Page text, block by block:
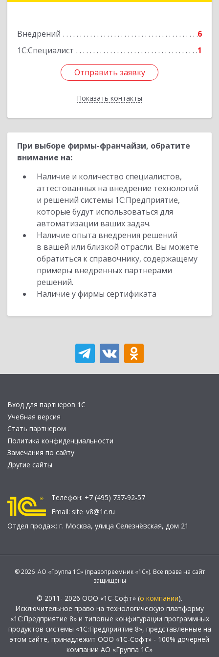
Внедрений
6
1С:Специалист
1
Отправить заявку
Показать контакты
Отправить заявку
Назад
При выборе фирмы-франчайзи, обратите
внимание на:
Наличие и количество специалистов,
аттестованных на внедрение технологий
и решений системы 1С:Предприятие,
которые будут использоваться для
автоматизации ваших задач.
Наличие опыта внедрения решений
в вашей или близкой отрасли. Вы можете
обратиться к справочнику, содержащему
примеры внедренных партнерами
решений.
Наличие у фирмы сертификата
Вход для партнеров 1С
Учебная версия
Стать партнером
Политика конфиденциальности
Замечания по сайту
Другие сайты
Телефон: +7 (495) 737-92-57
Email: site_v8@1c.ru
Отдел продаж: г. Москва, улица Селезнёвская, дом 21
© 2026 АО «Группа 1С» (правопреемник «1С»). Все права на сайт
защищены
© 2011- 2026 ООО «1С-Софт» (о компании).
Исключительное право на технологическую платформу
«1С:Предприятие 8» и типовые конфигурации программных
продуктов системы «1С:Предприятие 8», представленные на
этом сайте, принадлежит ООО «1С-Софт» - 100% дочерней
компании АО «Группа 1С»